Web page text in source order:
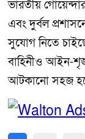
ভারতীয়
এবং দুর্বল
সুযোগ নিতে
বাহিনীও আইন-
আটকানো সহজ